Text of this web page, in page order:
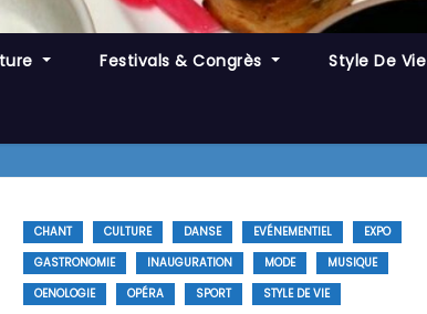
Festivals & Congrès Style De Vie
CHANT CULTURE DANSE EVÉNEMENTIEL
EXPO
GASTRONOMIE
INAUGURATION MODE
MUSIQUE
OENOLOGIE
OPÉRA SPORT STYLE DE VIE